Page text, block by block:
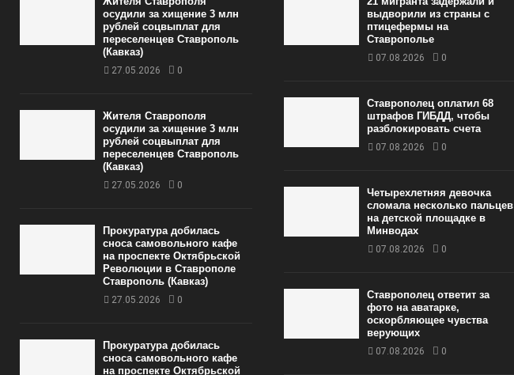
осудили за хищение 3 млн
рублей соцвыплат для
переселенцев Ставрополь
(Кавказ)
27.05.2026 0
Жителя Ставрополя
осудили за хищение 3 млн
рублей соцвыплат для
переселенцев Ставрополь
(Кавказ)
27.05.2026 0
Прокуратура добилась
сноса самовольного кафе
на проспекте Октябрьской
Революции в Ставрополе
Ставрополь (Кавказ)
27.05.2026 0
Прокуратура добилась
сноса самовольного кафе
на проспекте Октябрьской
выдворили из страны с
птицефермы на
Ставрополье
07.08.2026 0
Ставрополец оплатил 68
штрафов ГИБДД, чтобы
разблокировать счета
07.08.2026 0
Четырехлетняя девочка
сломала несколько пальцев
на детской площадке в
Минводах
07.08.2026 0
Ставрополец ответит за
фото на аватарке,
оскорбляющее чувства
верующих
07.08.2026 0